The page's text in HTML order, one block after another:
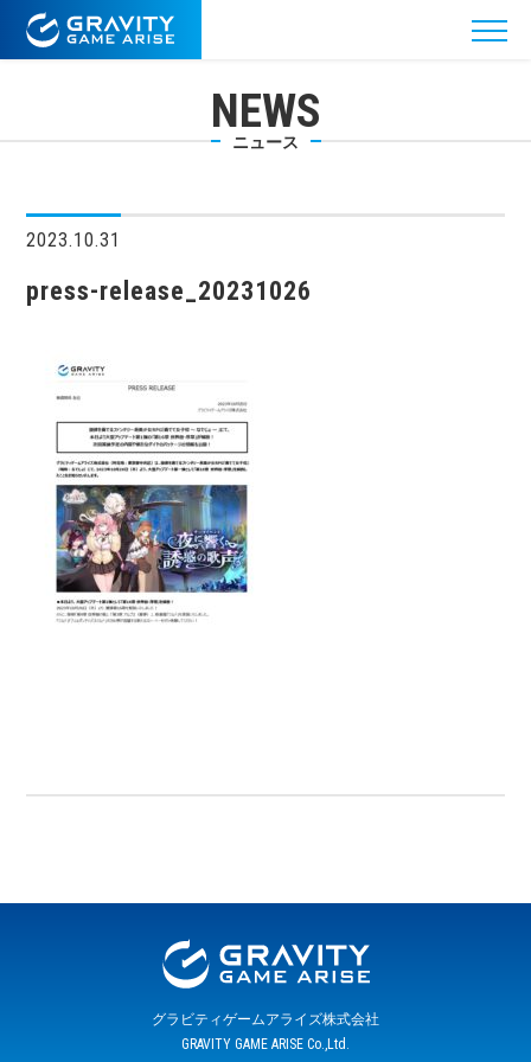
NEWS
ニュース
2023.10.31
press-release_20231026
グラビティゲームアライズ株式会社
GRAVITY GAME ARISE Co.,Ltd.